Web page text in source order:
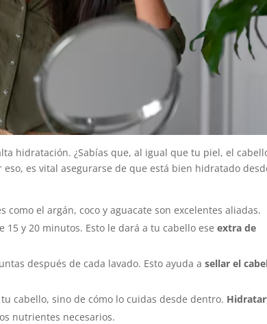
hidratación. ¿Sabías que, al igual que tu piel, el
es vital asegurarse de que está bien hidratado
como el argán, coco y aguacate son excelentes aliadas.
15 y 20 minutos. Esto le dará a tu cabello eseextra de
después de cada lavado. Esto ayuda asellar el
cabello, sino de cómo lo cuidas desde dentro.
nutrientes necesarios.